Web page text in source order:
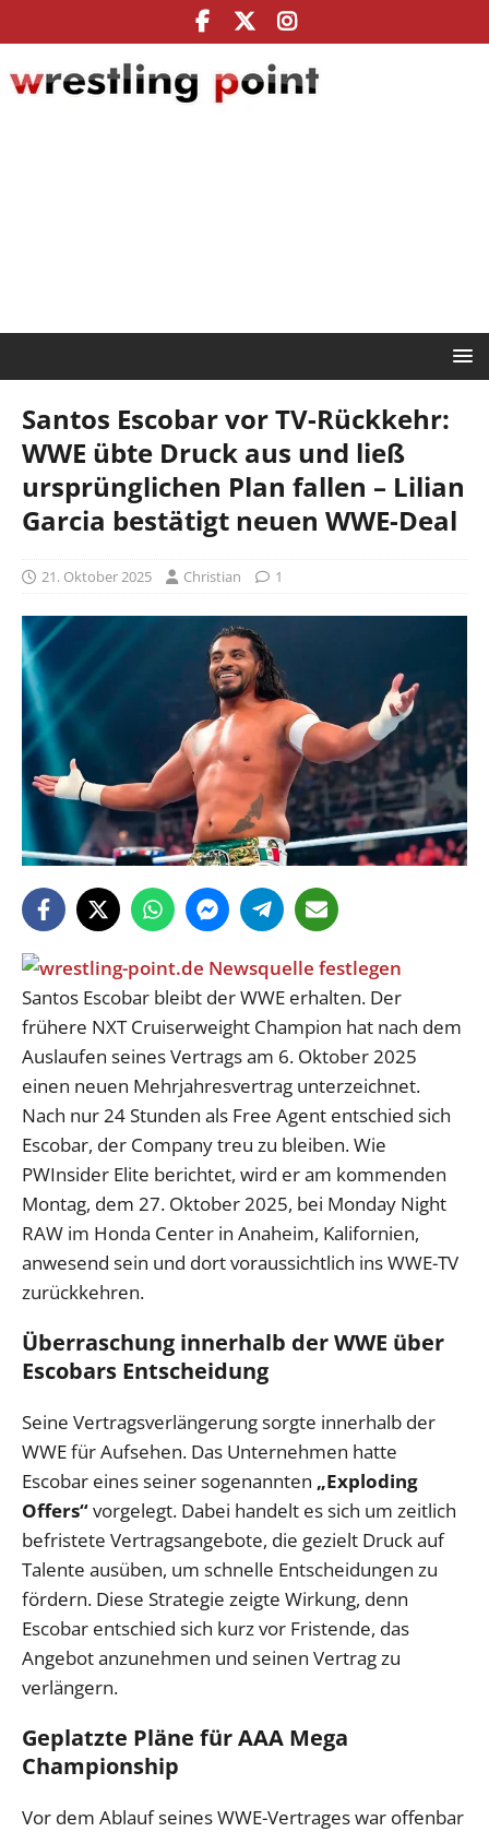
Santos Escobar vor TV-Rückkehr:
WWE übte Druck aus und ließ
ursprünglichen Plan fallen – Lilian
Garcia bestätigt neuen WWE-Deal
21. Oktober 2025 Christian 1
Santos Escobar bleibt der WWE erhalten. Der
frühere NXT Cruiserweight Champion hat nach dem
Auslaufen seines Vertrags am 6. Oktober 2025
einen neuen Mehrjahresvertrag unterzeichnet.
Nach nur 24 Stunden als Free Agent entschied sich
Escobar, der Company treu zu bleiben. Wie
PWInsider Elite berichtet, wird er am kommenden
Montag, dem 27. Oktober 2025, bei Monday Night
RAW im Honda Center in Anaheim, Kalifornien,
anwesend sein und dort voraussichtlich ins WWE-TV
zurückkehren.
Überraschung innerhalb der WWE über
Escobars Entscheidung
Seine Vertragsverlängerung sorgte innerhalb der
WWE für Aufsehen. Das Unternehmen hatte
Escobar eines seiner sogenannten „Exploding
Offers“vorgelegt. Dabei handelt es sich um zeitlich
befristete Vertragsangebote, die gezielt Druck auf
Talente ausüben, um schnelle Entscheidungen zu
fördern. Diese Strategie zeigte Wirkung, denn
Escobar entschied sich kurz vor Fristende, das
Angebot anzunehmen und seinen Vertrag zu
verlängern.
Geplatzte Pläne für AAA Mega
Championship
Vor dem Ablauf seines WWE-Vertrages war offenbar